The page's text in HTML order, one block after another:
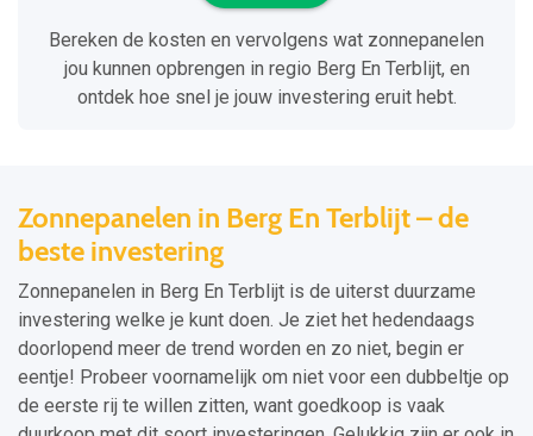
Bereken de kosten en vervolgens wat zonnepanelen
jou kunnen opbrengen in regio Berg En Terblijt, en
ontdek hoe snel je jouw investering eruit hebt.
Zonnepanelen in Berg En Terblijt – de
beste investering
Zonnepanelen in Berg En Terblijt is de uiterst duurzame
investering welke je kunt doen. Je ziet het hedendaags
doorlopend meer de trend worden en zo niet, begin er
eentje! Probeer voornamelijk om niet voor een dubbeltje op
de eerste rij te willen zitten, want goedkoop is vaak